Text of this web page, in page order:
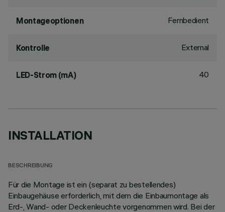
Montageoptionen Fernbedient
Kontrolle External
LED-Strom (mA) 40
INSTALLATION
BESCHREIBUNG
Für die Montage ist ein (separat zu bestellendes)
Einbaugehäuse erforderlich, mit dem die Einbaumontage als
Erd-, Wand- oder Deckenleuchte vorgenommen wird. Bei der